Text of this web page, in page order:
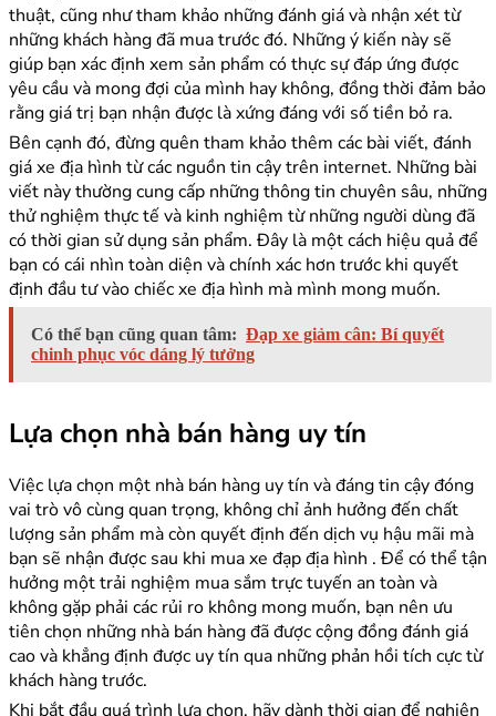
thuật, cũng như tham khảo những đánh giá và nhận xét từ
những khách hàng đã mua trước đó. Những ý kiến này sẽ
giúp bạn xác định xem sản phẩm có thực sự đáp ứng được
yêu cầu và mong đợi của mình hay không, đồng thời đảm bảo
rằng giá trị bạn nhận được là xứng đáng với số tiền bỏ ra.
Bên cạnh đó, đừng quên tham khảo thêm các bài viết, đánh
giá xe địa hình từ các nguồn tin cậy trên internet. Những bài
viết này thường cung cấp những thông tin chuyên sâu, những
thử nghiệm thực tế và kinh nghiệm từ những người dùng đã
có thời gian sử dụng sản phẩm. Đây là một cách hiệu quả để
bạn có cái nhìn toàn diện và chính xác hơn trước khi quyết
định đầu tư vào chiếc xe địa hình mà mình mong muốn.
Có thể bạn cũng quan tâm: Đạp xe giảm cân: Bí quyết
chinh phục vóc dáng lý tưởng
Lựa chọn nhà bán hàng uy tín
Việc lựa chọn một nhà bán hàng uy tín và đáng tin cậy đóng
vai trò vô cùng quan trọng, không chỉ ảnh hưởng đến chất
lượng sản phẩm mà còn quyết định đến dịch vụ hậu mãi mà
bạn sẽ nhận được sau khi mua xe đạp địa hình . Để có thể tận
hưởng một trải nghiệm mua sắm trực tuyến an toàn và
không gặp phải các rủi ro không mong muốn, bạn nên ưu
tiên chọn những nhà bán hàng đã được cộng đồng đánh giá
cao và khẳng định được uy tín qua những phản hồi tích cực từ
khách hàng trước.
Khi bắt đầu quá trình lựa chọn, hãy dành thời gian để nghiên